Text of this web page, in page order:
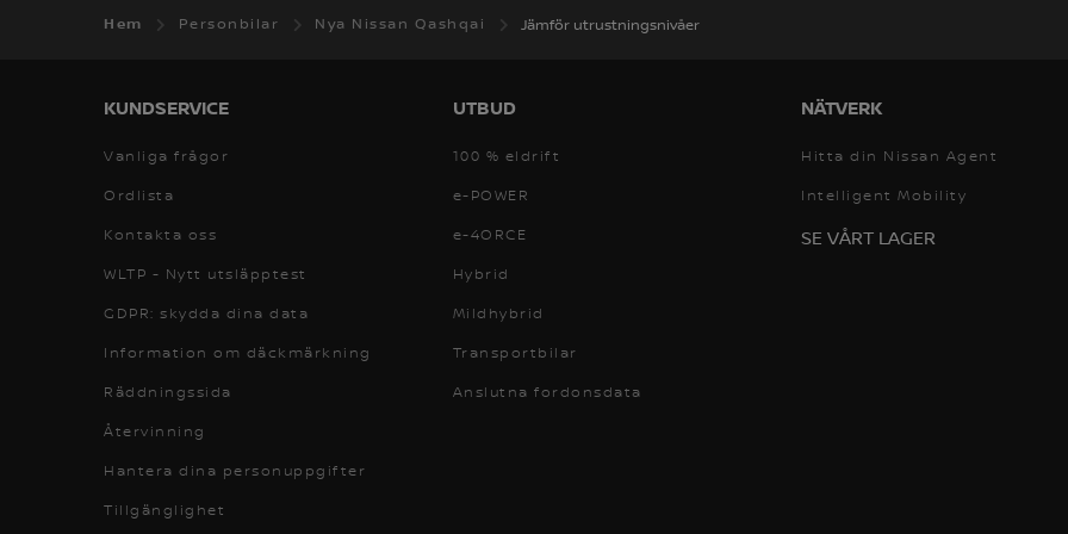
Hem Personbilar Nya Nissan Qashqai Jämför utrustningsnivåer
KUNDSERVICE
Vanliga frågor
Ordlista
Kontakta oss
WLTP - Nytt utsläpptest
GDPR: skydda dina data
Information om däckmärkning
Räddningssida
Återvinning
Hantera dina personuppgifter
Tillgänglighet
UTBUD
100 % eldrift
e-POWER
e-4ORCE
Hybrid
Mildhybrid
Transportbilar
Anslutna fordonsdata
NÄTVERK
Hitta din Nissan Agent
Intelligent Mobility
SE VÅRT LAGER